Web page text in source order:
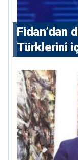
Fidan’dan
Türklerini